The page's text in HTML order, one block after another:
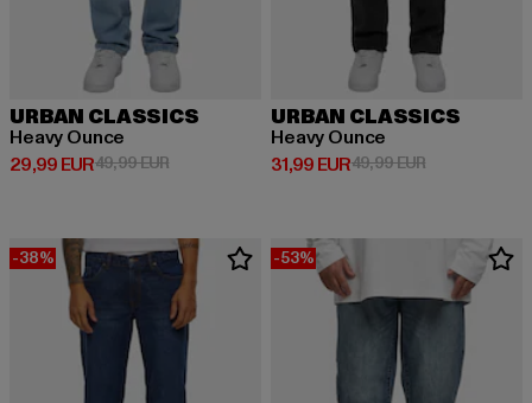
URBAN CLASSICS
Heavy Ounce
29,99 EUR
Derzeitiger Preis: 29,99 EUR
49,99 EURAktionspreis: 49,99 EUR
URBAN CLASSICS
Heavy Ounce
31,99 EUR
Derzeitiger Preis: 31,99 EUR
49,99 EURAktionspreis:
-38% -53%